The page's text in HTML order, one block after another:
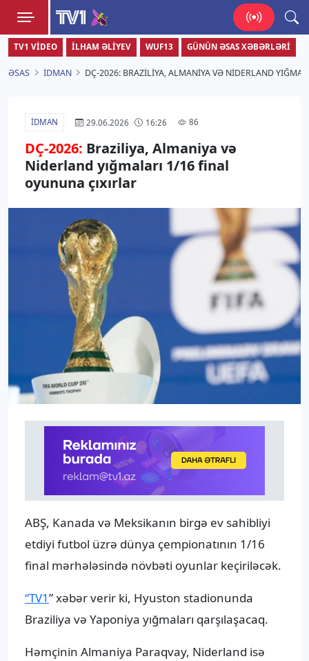
TV1
Zamanı bizimlə yaşa!
TV1 VIDEO İLHAM ƏLIYEV WUF13 GÜNÜN ƏSAS XƏBƏRLƏRI
ƏSAS İDMAN DÇ-2026: BRAZILIYA, ALMANIYA VƏ NIDERLAND
İDMAN 29.06.2026 16:26 86
DÇ-2026: Braziliya, Almaniya və
Niderland yığmaları 1/16 final
oyununa çıxırlar
ABŞ, Kanada və Meksikanın birgə ev sahibliyi
etdiyi futbol üzrə dünya çempionatının 1/16
final mərhələsində növbəti oyunlar keçiriləcək.
“TV1” xəbər verir ki, Hyuston stadionunda
Braziliya və Yaponiya yığmaları qarşılaşacaq.
Həmçinin Almaniya Paraqvay, Niderland isə